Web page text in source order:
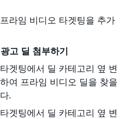
라임 비디오 타겟팅을 추가
고 딜 첨부하기
겟팅에서 딜 카테고리 옆 변
여 프라임 비디오 딜을 찾을
.
겟팅에서 딜 카테고리 옆 변